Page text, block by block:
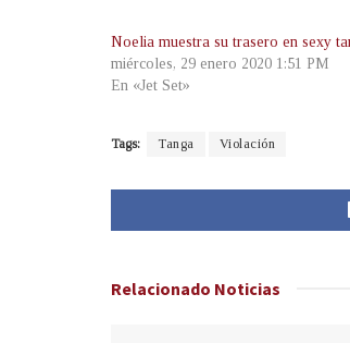
Noelia muestra su trasero en sexy
miércoles, 29 enero 2020 1:51 PM
En «Jet Set»
Tags: Tanga Violación
Relacionado Noticias